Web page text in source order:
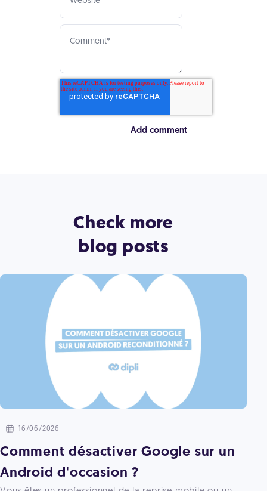
Check more
blog posts
16/06/2026
Comment désactiver Google sur un
Android d'occasion ?